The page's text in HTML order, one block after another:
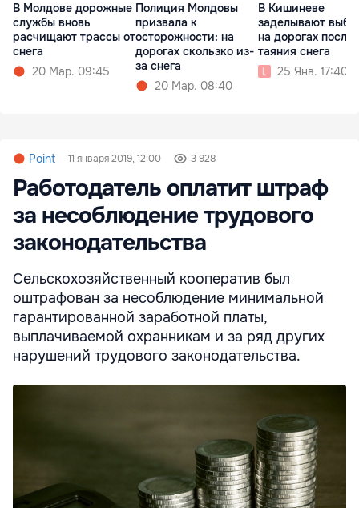
В Молдове дорожные
службы вновь
расчищают трассы от
снега
20 Мар. 09:45
Полиция Молдовы
призвала к
осторожности: на
дорогах скользко из-
за снега
20 Мар. 08:40
В Кишиневе
заделывают
на дорогах после
таяния снега
25 Янв. 17:40
Point 11 января 2019, 12:00 3 928
Работодатель оплатит штраф
за несоблюдение трудового
законодательства
Сельскохозяйственный кооператив был
оштрафован за несоблюдение минимальной
гарантированной заработной платы,
выплачиваемой охранникам и за ряд других
нарушений трудового законодательства.